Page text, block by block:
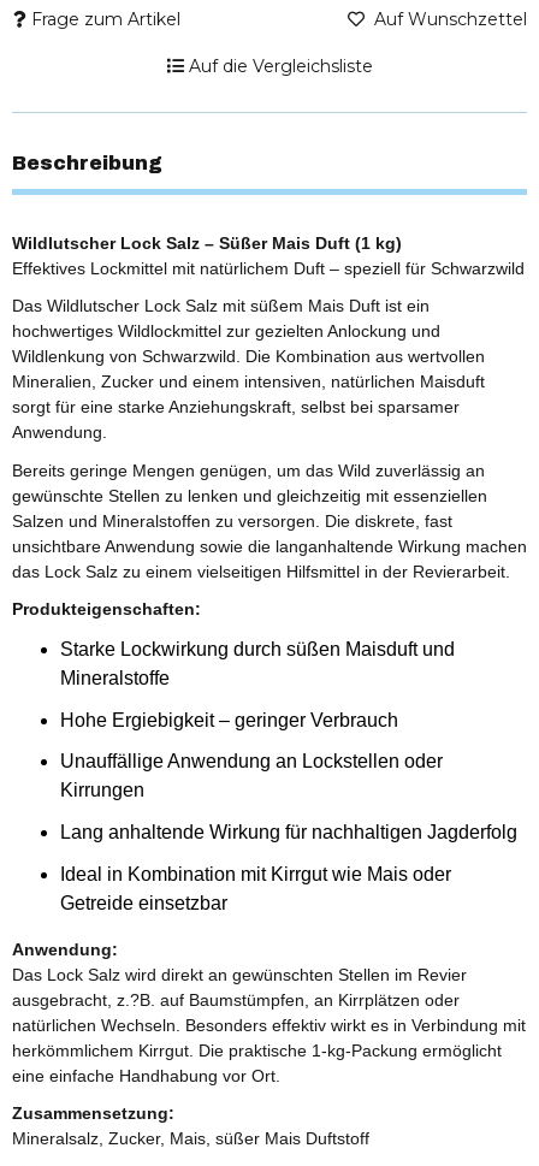
Frage zum Artikel Auf Wunschzettel
Auf die Vergleichsliste
Beschreibung
Wildlutscher Lock Salz – Süßer Mais Duft (1 kg)
Effektives Lockmittel mit natürlichem Duft – speziell für Schwarzwild
Das Wildlutscher Lock Salz mit süßem Mais Duft ist ein
hochwertiges Wildlockmittel zur gezielten Anlockung und
Wildlenkung von Schwarzwild. Die Kombination aus wertvollen
Mineralien, Zucker und einem intensiven, natürlichen Maisduft
sorgt für eine starke Anziehungskraft, selbst bei sparsamer
Anwendung.
Bereits geringe Mengen genügen, um das Wild zuverlässig an
gewünschte Stellen zu lenken und gleichzeitig mit essenziellen
Salzen und Mineralstoffen zu versorgen. Die diskrete, fast
unsichtbare Anwendung sowie die langanhaltende Wirkung machen
das Lock Salz zu einem vielseitigen Hilfsmittel in der Revierarbeit.
Produkteigenschaften:
Starke Lockwirkung durch süßen Maisduft und
Mineralstoffe
Hohe Ergiebigkeit – geringer Verbrauch
Unauffällige Anwendung an Lockstellen oder
Kirrungen
Lang anhaltende Wirkung für nachhaltigen Jagderfolg
Ideal in Kombination mit Kirrgut wie Mais oder
Getreide einsetzbar
Anwendung:
Das Lock Salz wird direkt an gewünschten Stellen im Revier
ausgebracht, z.?B. auf Baumstümpfen, an Kirrplätzen oder
natürlichen Wechseln. Besonders effektiv wirkt es in Verbindung mit
herkömmlichem Kirrgut. Die praktische 1-kg-Packung ermöglicht
eine einfache Handhabung vor Ort.
Zusammensetzung:
Mineralsalz, Zucker, Mais, süßer Mais Duftstoff